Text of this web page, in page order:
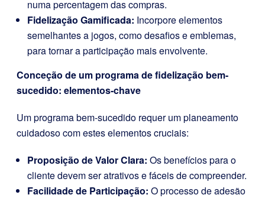
numa percentagem das compras.
Fidelização Gamificada: Incorpore elementos
semelhantes a jogos, como desafios e emblemas,
para tornar a participação mais envolvente.
Conceção de um programa de fidelização bem-
sucedido: elementos-chave
Um programa bem-sucedido requer um planeamento
cuidadoso com estes elementos cruciais:
Proposição de Valor Clara: Os benefícios para o
cliente devem ser atrativos e fáceis de compreender.
Facilidade de Participação: O processo de adesão